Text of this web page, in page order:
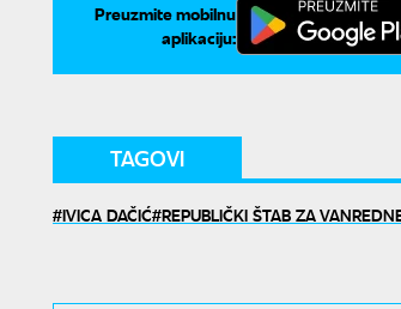
Preuzmite mobilnu
aplikaciju:
TAGOVI
IVICA DAČIĆ REPUBLIČKI ŠTAB ZA